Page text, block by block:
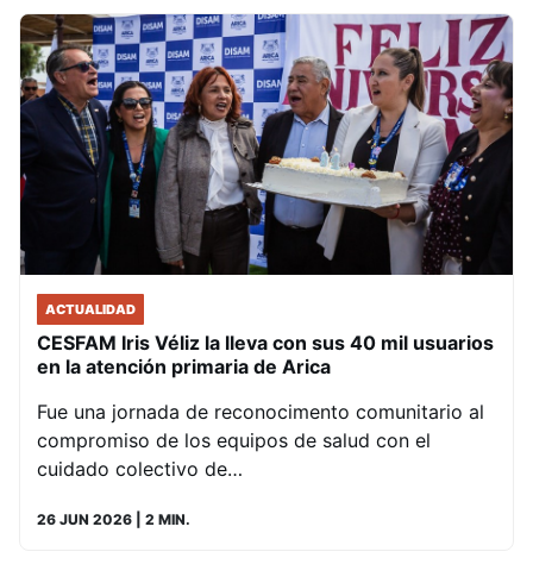
ACTUALIDAD
CESFAM Iris Véliz la lleva con sus 40 mil usuarios
en la atención primaria de Arica
Fue una jornada de reconocimento comunitario al
compromiso de los equipos de salud con el
cuidado colectivo de…
26 JUN 2026 | 2 MIN.